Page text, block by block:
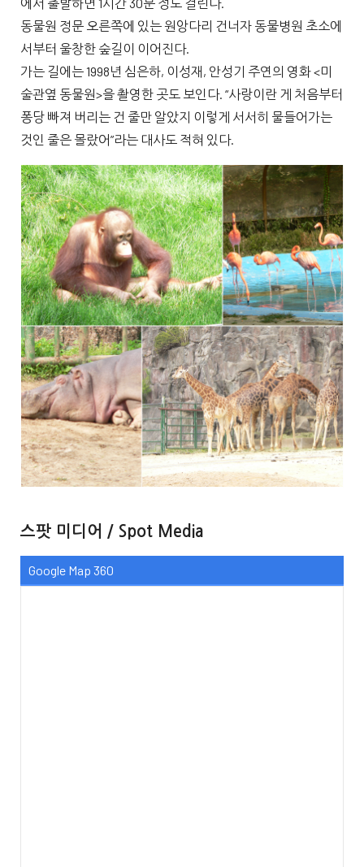
동물원 정문 오른쪽에 있는 원앙다리 건너자 동물병원 초소에
서부터 울창한 숲길이 이어진다.
가는 길에는 1998년 심은하, 이성재, 안성기 주연의 영화 <미
술관옆 동물원>을 촬영한 곳도 보인다. “사랑이란 게 처음부터
퐁당 빠져 버리는 건 줄만 알았지 이렇게 서서히 물들어가는
것인 줄은 몰랐어”라는 대사도 적혀 있다.
스팟 미디어 / Spot Media
Google Map 360